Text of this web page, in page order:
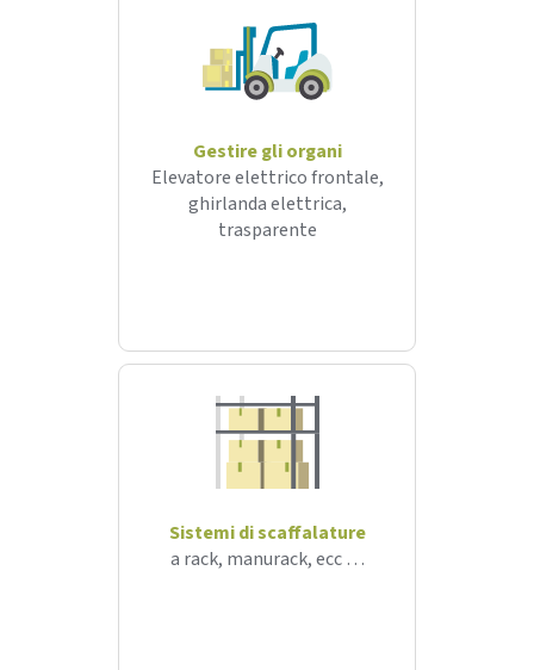
Gestire gli organi
Elevatore elettrico frontale,
ghirlanda elettrica,
trasparente
Sistemi di scaffalature
a rack, manurack, ecc …